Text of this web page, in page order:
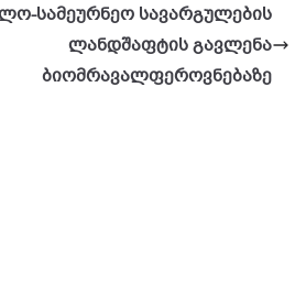
სამეურნეო სავარგულების
ლანდშაფტის გავლენა
ბიომრავალფეროვნებაზე